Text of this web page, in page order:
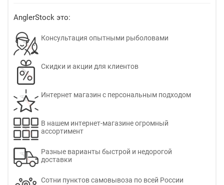
AnglerStock это:
Консультация опытными рыболовами
Скидки и акции для клиентов
Интернет магазин с персональным подходом
В нашем интернет-магазине огромный
ассортимент
Разные варианты быстрой и недорогой
доставки
Сотни пунктов самовывоза по всей России